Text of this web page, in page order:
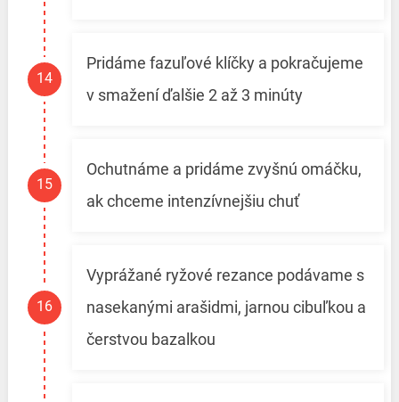
Pridáme fazuľové klíčky a pokračujeme
v smažení ďalšie 2 až 3 minúty
Ochutnáme a pridáme zvyšnú omáčku,
ak chceme intenzívnejšiu chuť
Vyprážané ryžové rezance podávame s
nasekanými arašidmi, jarnou cibuľkou a
čerstvou bazalkou